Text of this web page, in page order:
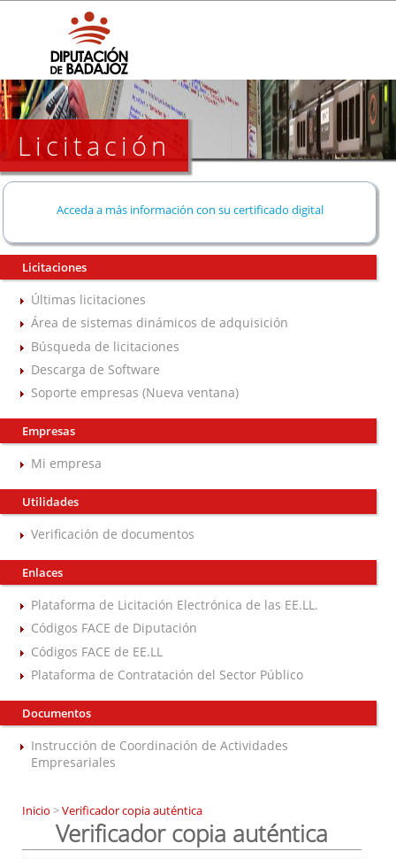
Licitación
Acceda a más información con su certificado digital
Licitaciones
Últimas licitaciones
Área de sistemas dinámicos de adquisición
Búsqueda de licitaciones
Descarga de Software
Soporte empresas (Nueva ventana)
Empresas
Mi empresa
Utilidades
Verificación de documentos
Enlaces
Plataforma de Licitación Electrónica de las EE.LL.
Códigos FACE de Diputación
Códigos FACE de EE.LL
Plataforma de Contratación del Sector Público
Documentos
Instrucción de Coordinación de Actividades
Empresariales
Inicio >Verificador copia auténtica
Verificador copia auténtica